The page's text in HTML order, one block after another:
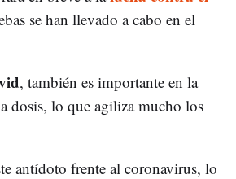
se han llevado a cabo en el
, también es importante en la
dosis, lo que agiliza mucho los
antídoto frente al coronavirus, lo